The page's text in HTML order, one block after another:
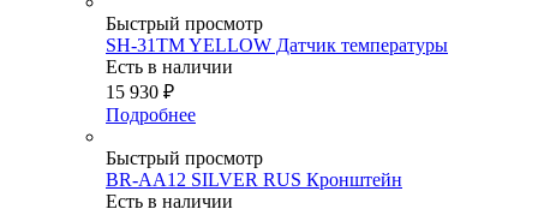
Быстрый просмотр
SH-31TM YELLOW Датчик температуры
Есть в наличии
15 930 ₽
Подробнее
Быстрый просмотр
BR-AA12 SILVER RUS Кронштейн
Есть в наличии